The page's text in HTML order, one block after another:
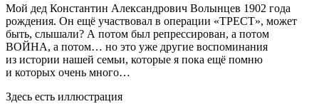
Мой дед Константин Александрович Волынцев 1902 года
рождения. Он ещё участвовал в операции «ТРЕСТ», может
быть, слышали? А потом был репрессирован, а потом
ВОЙНА, а потом… но это уже другие воспоминания
из истории нашей семьи, которые я пока ещё помню
и которых очень много…
Здесь есть иллюстрация